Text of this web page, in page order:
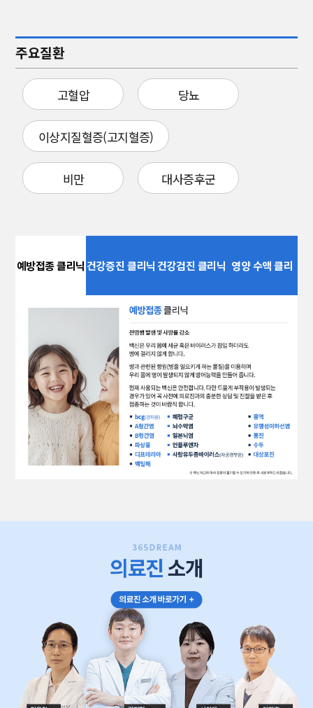
주요질환
고혈압 당뇨
이상지질혈증(고지혈증)
비만 대사증후군
예방접종 클리닉 건강증진 클리닉 건강검진 클리닉 영양 수액 클리